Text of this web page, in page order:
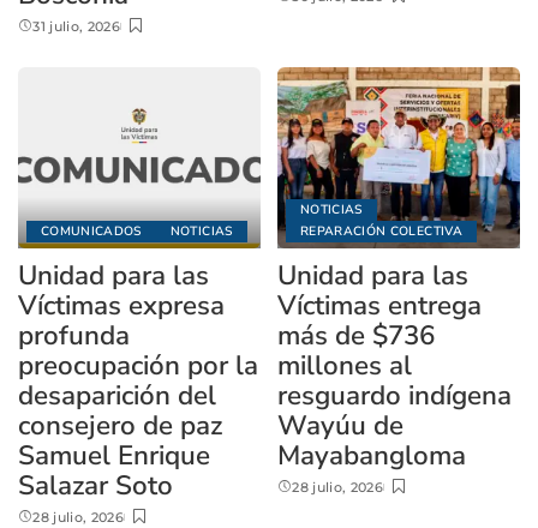
31 julio, 2026
COMUNICADOS NOTICIAS
Unidad para las
Víctimas expresa
profunda
preocupación por la
desaparición del
consejero de paz
Samuel Enrique
Salazar Soto
28 julio, 2026
NOTICIAS
REPARACIÓN COLECTIVA
Unidad para las
Víctimas entrega
más de $736
millones al
resguardo indígena
Wayúu de
Mayabangloma
28 julio, 2026